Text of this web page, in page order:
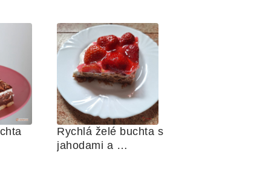
Rychlá želé buchta s
jahodami a